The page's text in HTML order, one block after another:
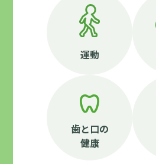
運動
歯と口の
健康